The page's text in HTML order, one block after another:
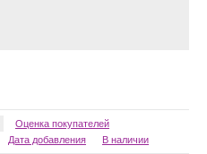
Оценка покупателей
Дата добавления В наличии